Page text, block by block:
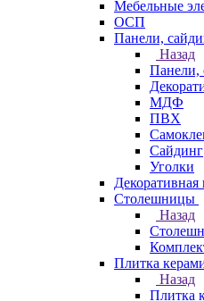
Мебельные
ОСП
Панели,
Назад
Панели,
МДФ
ПВХ
Сайдинг
Уголки
Декоративная
Столешницы
Назад
Плитка
Назад
Плитка